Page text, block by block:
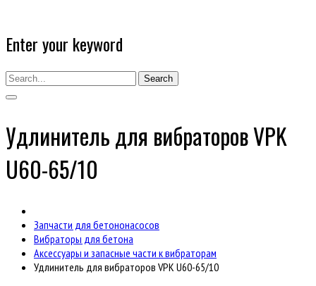
Enter your keyword
Search
Удлинитель для вибраторов VPK
U60-65/10
Запчасти для бетононасосов
Вибраторы для бетона
Аксессуары и запасные части к вибраторам
Удлинитель для вибраторов VPK U60-65/10